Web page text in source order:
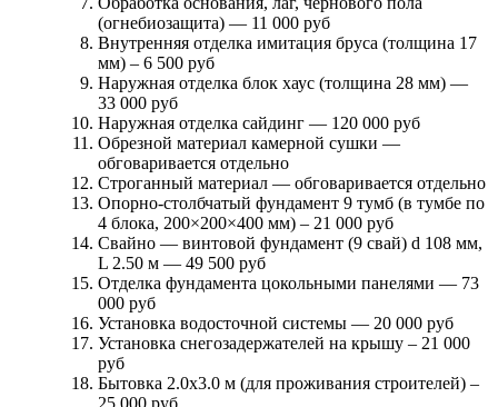
(огнебиозащита) — 11 000 руб
Внутренняя отделка имитация бруса (толщина 17
мм) – 6 500 руб
Наружная отделка блок хаус (толщина 28 мм) —
33 000 руб
Наружная отделка сайдинг — 120 000 руб
Обрезной материал камерной сушки —
обговаривается отдельно
Строганный материал — обговаривается отдельно
Опорно-столбчатый фундамент 9 тумб (в тумбе по
4 блока, 200×200×400 мм) – 21 000 руб
Свайно — винтовой фундамент (9 свай) d 108 мм,
L 2.50 м — 49 500 руб
Отделка фундамента цокольными панелями — 73
000 руб
Установка водосточной системы — 20 000 руб
Установка снегозадержателей на крышу – 21 000
руб
Бытовка 2.0х3.0 м (для проживания строителей) –
25 000 руб